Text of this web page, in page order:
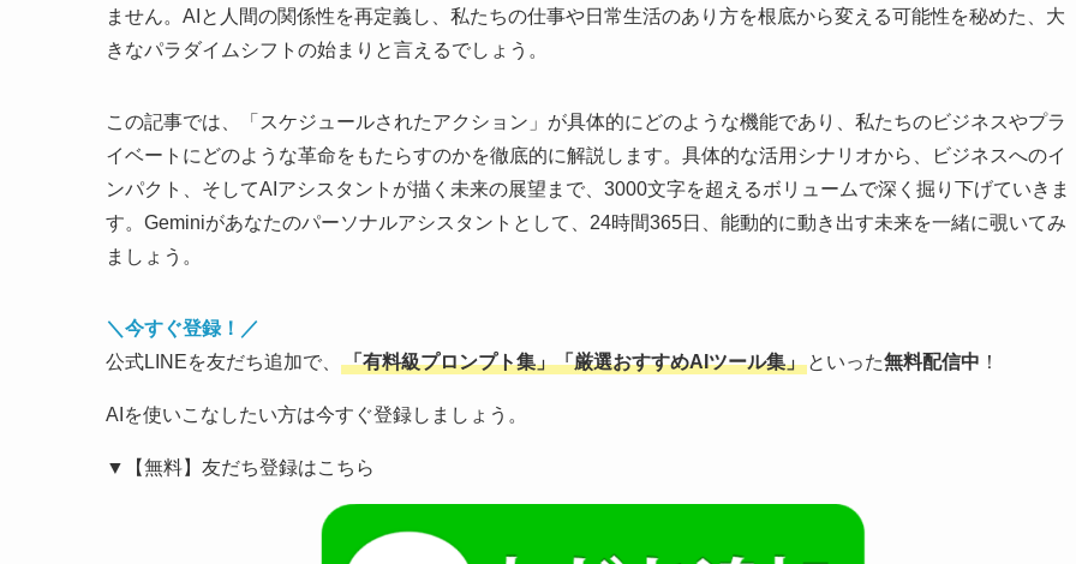
ません。AIと人間の関係性を再定義し、私たちの仕事や日常生活のあり方を根底から変える可能性を秘めた、大
きなパラダイムシフトの始まりと言えるでしょう。
この記事では、「スケジュールされたアクション」が具体的にどのような機能であり、私たちのビジネスやプラ
イベートにどのような革命をもたらすのかを徹底的に解説します。具体的な活用シナリオから、ビジネスへのイ
ンパクト、そしてAIアシスタントが描く未来の展望まで、3000文字を超えるボリュームで深く掘り下げていきま
す。Geminiがあなたのパーソナルアシスタントとして、24時間365日、能動的に動き出す未来を一緒に覗いてみ
ましょう。
＼今すぐ登録！／
公式LINEを友だち追加で、
「有料級プロンプト集」「厳選おすすめAIツール集」 といった無料配信中 ！
AIを使いこなしたい方は今すぐ登録しましょう。
▼【無料】友だち登録はこちら